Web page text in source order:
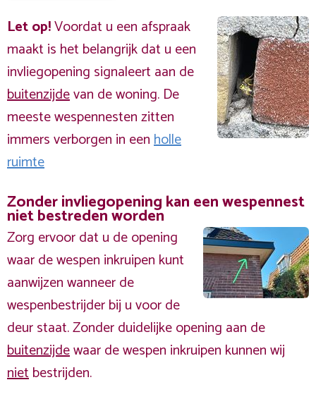
Let op!Voordat u een afspraak
maakt is het belangrijk dat u een
invliegopening signaleert aan de
buitenzijdevan de woning. De
meeste wespennesten zitten
immers verborgen in eenholle
ruimte
Zonder invliegopening kan een wespennest
niet bestreden worden
Zorg ervoor dat u de opening
waar de wespen inkruipen kunt
aanwijzen wanneer de
wespenbestrijder bij u voor de
deur staat. Zonder duidelijke opening aan de
buitenzijdewaar de wespen inkruipen kunnen wij
nietbestrijden.